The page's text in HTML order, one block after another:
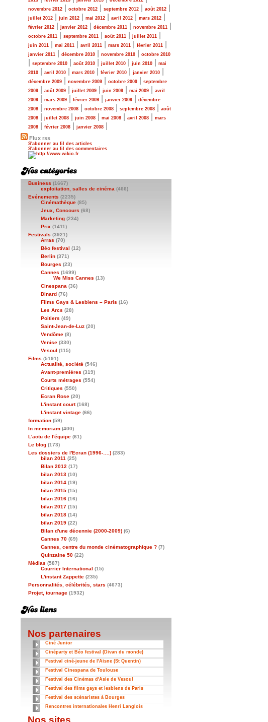
novembre 2012 octobre 2012 septembre 2012 août 2012
juillet 2012 juin 2012 mai 2012 avril 2012 mars 2012
février 2012 janvier 2012 décembre 2011 novembre 2011
octobre 2011 septembre 2011 août 2011 juillet 2011
juin 2011 mai 2011 avril 2011 mars 2011 février 2011
janvier 2011 décembre 2010 novembre 2010 octobre 2010
septembre 2010 août 2010 juillet 2010 juin 2010
mai
2010
avril 2010 mars 2010 février 2010 janvier 2010
décembre 2009 novembre 2009 octobre 2009
septembre
2009
août 2009 juillet 2009 juin 2009 mai 2009
avril
2009
mars 2009 février 2009 janvier 2009
décembre
2008
novembre 2008 octobre 2008 septembre 2008
août
2008
juillet 2008 juin 2008 mai 2008 avril 2008
mars
2008
février 2008 janvier 2008
Flux rss
S'abonner au fil des articles
S'abonner au fil des commentaires
Business (1667)
exploitation, salles de cinéma (466)
Evénements (2235)
Cinémathèque (85)
Jeux, Concours (68)
Marketing (234)
Prix (1411)
Festivals (3921)
Arras (70)
Béo festival (12)
Berlin (371)
Bourges (23)
Cannes (1699)
We Miss Cannes (13)
Cinespana (36)
Dinard (76)
Films Gays & Lesbiens – Paris (16)
Les Arcs (28)
Poitiers (49)
Saint-Jean-de-Luz (20)
Vendôme (8)
Venise (330)
Vesoul (115)
Films (5191)
Actualité, société (546)
Avant-premières (319)
Courts métrages (554)
Critiques (550)
Ecran Rose (20)
L'instant court(168)
L'instant vintage (66)
formation (59)
In memoriam (400)
L'actu de l'équipe (61)
Le blog (173)
Les dossiers de l'Ecran (1996-….) (283)
bilan 2011 (25)
Bilan 2012 (17)
bilan 2013 (10)
bilan 2014 (19)
bilan 2015 (15)
bilan 2016 (16)
bilan 2017 (15)
bilan 2018 (14)
bilan 2019 (22)
Bilan d'une décennie (2000-2009) (6)
Cannes 70 (69)
Cannes, centre du monde cinématographique ? (7)
Quinzaine 50 (22)
Médias (587)
Courrier International (15)
L'instant Zappette (235)
Personnalités, célébrités, stars (4673)
Projet, tournage (1932)
Nos partenaires
Ciné Junior
Cinéparty et Béo festival (Divan du monde)
Festival ciné-jeune de l'Aisne (St Quentin)
Festival Cinespana de Toulouse
Festival des Cinémas d'Asie de Vesoul
Festival des films gays et lesbiens de Paris
Festival des scénaristes à Bourges
Rencontres internationales Henri Langlois
Nos sites